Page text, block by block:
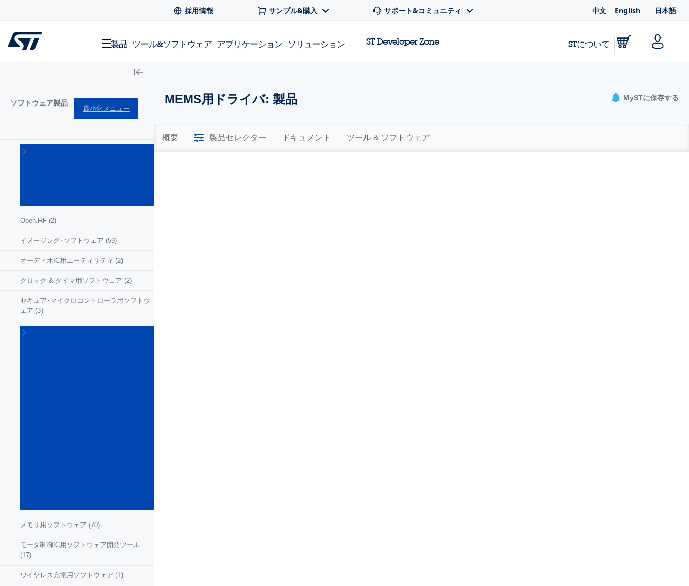
採用情報 サンプル&購入 サポート&コミュニティ 中文 English 日本語
製品 ツール&ソフトウェア アプリケーション ソリューション ST Developer Zone STについて
ソフトウェア製品
最小化メニュー
Open.RF (2)
イメージング･ソフトウェア (59)
オーディオIC用ユーティリティ (2)
クロック & タイマ用ソフトウェア (2)
セキュア･マイクロコントローラ用ソフトウ
ェア (3)
メモリ用ソフトウェア (70)
モータ制御IC用ソフトウェア開発ツール
(17)
ワイヤレス充電用ソフトウェア (1)
MEMS用ドライバ: 製品 MySTに保存する
概要 製品セレクター ドキュメント ツール & ソフトウェア